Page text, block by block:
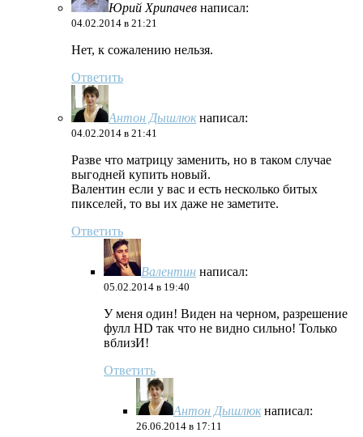
Юрий Хрипачев написал:
04.02.2014 в 21:21
Нет, к сожалению нельзя.
Ответить
Антон Дышлюк написал:
04.02.2014 в 21:41
Разве что матрицу заменить, но в таком случае
выгодней купить новый.
Валентин если у вас и есть несколько битых
пикселей, то вы их даже не заметите.
Ответить
Валентин написал:
05.02.2014 в 19:40
У меня один! Виден на черном, разрешение
фулл HD так что не видно сильно! Только
вблизИ!
Ответить
Антон Дышлюк написал:
26.06.2014 в 17:11